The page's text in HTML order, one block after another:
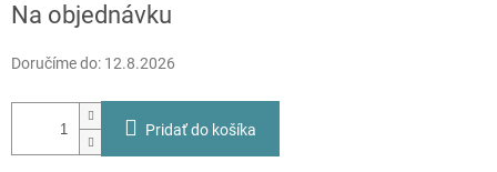
cena:
Na objednávku
Doručíme do: 12.8.2026
Pridať do košíka